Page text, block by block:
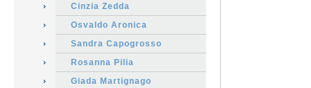
Cinzia Zedda
Osvaldo Aronica
Sandra Capogrosso
Rosanna Pilia
Giada Martignago